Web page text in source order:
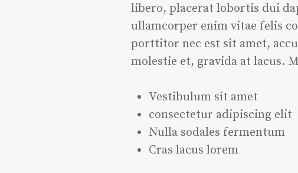
libero, placerat lobortis dui
ullamcorper enim vitae felis
porttitor nec est sit amet,
molestie et, gravida at lacus.
Vestibulum sit amet
consectetur adipiscing elit
Nulla sodales fermentum
Cras lacus lorem